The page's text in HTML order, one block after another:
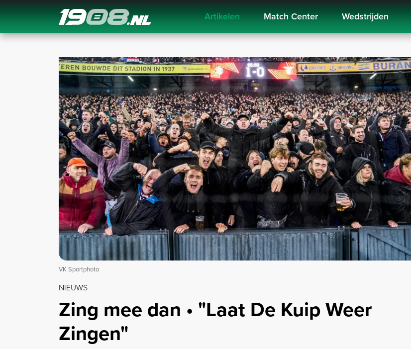
Navigation Artikelen Match Center Wedstrijden
VK Sportphoto
NIEUWS
Zing mee dan • "Laat De Kuip Weer
Zingen"